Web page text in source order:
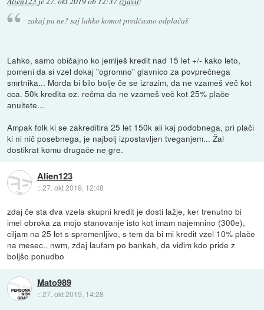
zakaj pa ne? saj lahko komot predčasno odplačaš
Lahko, samo običajno ko jemlješ kredit nad 15 let +/- kako leto,
pomeni da si vzel dokaj "ogromno" glavnico za povprečnega
smrtnika... Morda bi bilo bolje če se izrazim, da ne vzameš več kot
cca. 50k kredita oz. rečma da ne vzameš več kot 25% plače
anuitete...
Ampak folk ki se zakreditira 25 let 150k ali kaj podobnega, pri plači
ki ni nič posebnega, je najbolj izpostavljen tveganjem... Žal
dostikrat komu drugače ne gre.
Alien123
::27. okt 2019, 12:48
zdaj če sta dva vzela skupni kredit je dosti lažje, ker trenutno bi
imel obroka za mojo stanovanje isto kot imam najemnino (300e),
ciljam na 25 let s spremenljivo, s tem da bi mi kredit vzel 10% plače
na mesec.. nwm, zdaj laufam po bankah, da vidim kdo pride z
boljšo ponudbo
Mato989
::27. okt 2019, 14:28